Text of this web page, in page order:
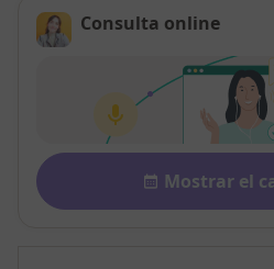
Consulta online
Disponibilidad
Mostrar el